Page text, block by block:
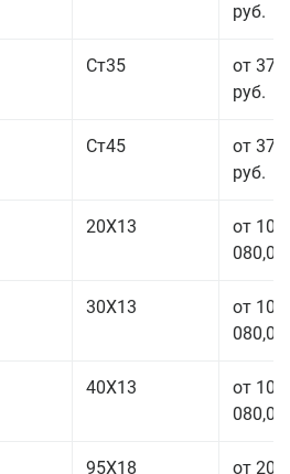
руб.
Ст35
от 37
руб.
Ст45
от 37
руб.
20Х13
от 101
080,00
30Х13
от 101
080,00
40Х13
от 101
080,00
95Х18
от 208